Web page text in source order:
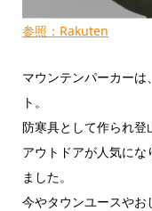
参照：Rakuten
マウンテンパーカー
ト。
防寒具として作られ登
アウトドアが人気にな
ました。
今やタウンユースやお